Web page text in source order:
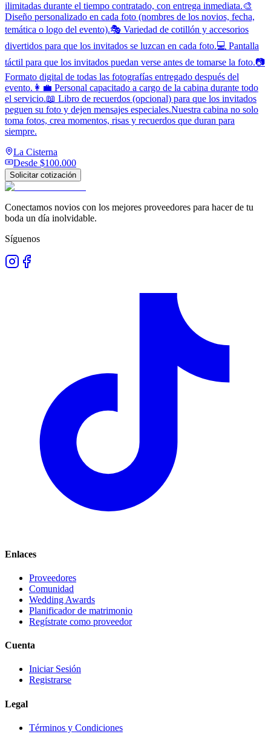
ilimitadas durante el tiempo contratado, con entrega inmediata.🎨
Diseño personalizado en cada foto (nombres de los novios, fecha,
temática o logo del evento).🎭 Variedad de cotillón y accesorios
divertidos para que los invitados se luzcan en cada foto.💻 Pantalla
táctil para que los invitados puedan verse antes de tomarse la foto.📷
Formato digital de todas las fotografías entregado después del
evento.👩‍💼 Personal capacitado a cargo de la cabina durante todo
el servicio.📖 Libro de recuerdos (opcional) para que los invitados
peguen su foto y dejen mensajes especiales.Nuestra cabina no solo
toma fotos, crea momentos, risas y recuerdos que duran para
siempre.
La Cisterna
Desde $100.000
Solicitar cotización
Conectamos novios con los mejores proveedores para hacer de tu
boda un día inolvidable.
Síguenos
Enlaces
Proveedores
Comunidad
Wedding Awards
Planificador de matrimonio
Regístrate como proveedor
Cuenta
Iniciar Sesión
Registrarse
Legal
Términos y Condiciones